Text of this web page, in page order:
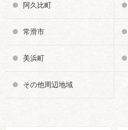
阿久比町
常滑市
美浜町
その他周辺地域